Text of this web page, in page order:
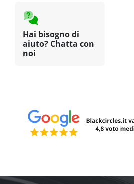
Hai bisogno di
aiuto? Chatta con
noi